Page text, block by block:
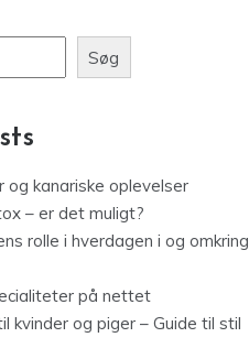
Søg
og kanariske oplevelser
– er det muligt?
rolle i hverdagen i og omkring
på nettet
kvinder og piger – Guide til stil